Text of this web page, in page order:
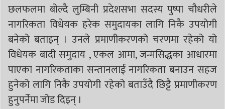
छलफलमा बोल्दै लुम्बिनी प्रदेशसभा सदस्य पुष्पा चौधरीले
नागरिकता विधेयक हरेक समुदायका लागि निकै उपयोगी
बनेको बताइन् । उनले प्रमाणीकरणको चरणमा रहेको यो
विधेयक बादी समुदाय , एकल आमा, जन्मसिद्धका आधारमा
पाएका नागरिकताका सन्तानलाई नागरिकता बनाउन सहज
हुनेको लागि निकै उपयोगी रहेको बताउँदै छिट्टै प्रमाणीकरण
हुनुपर्नेमा जोड दिइन् ।